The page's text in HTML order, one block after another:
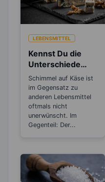
LEBENSMITTEL
Kennst Du die
Unterschiede
zwischen Weiß-,
Blau- und
Rotschimmelkäse
?
Schimmel auf Käse ist
im Gegensatz zu
anderen Lebensmittel
oftmals nicht
unerwünscht. Im
Gegenteil: Der...